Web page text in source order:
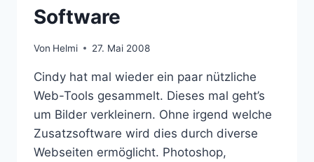
Software
Von Helmi 27. Mai 2008
Cindy hat mal wieder ein paar nützliche
Web-Tools gesammelt. Dieses mal geht’s
um Bilder verkleinern. Ohne irgend welche
Zusatzsoftware wird dies durch diverse
Webseiten ermöglicht. Photoshop,